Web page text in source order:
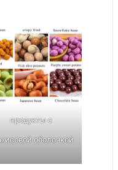
продукты с
оболочкой